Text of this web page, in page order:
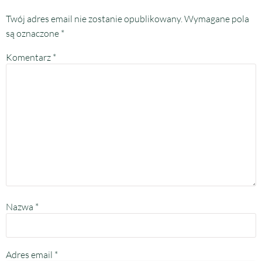
Twój adres email nie zostanie opublikowany. Wymagane pola
są oznaczone *
Komentarz *
Nazwa *
Adres email *